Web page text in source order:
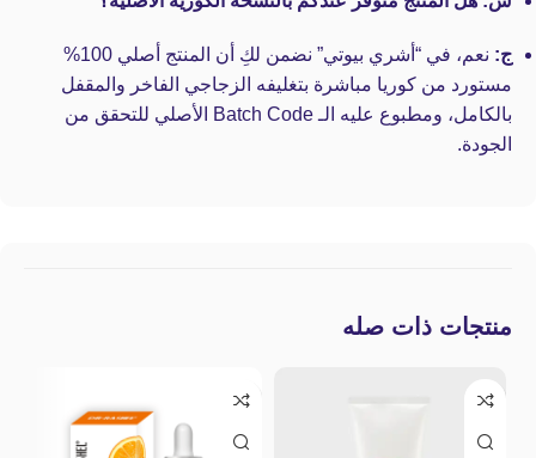
ج:
نعم، في “أشري بيوتي” نضمن لكِ أن المنتج أصلي 100%
مستورد من كوريا مباشرة بتغليفه الزجاجي الفاخر والمقفل
بالكامل، ومطبوع عليه الـ Batch Code الأصلي للتحقق من
الجودة.
منتجات ذات صله